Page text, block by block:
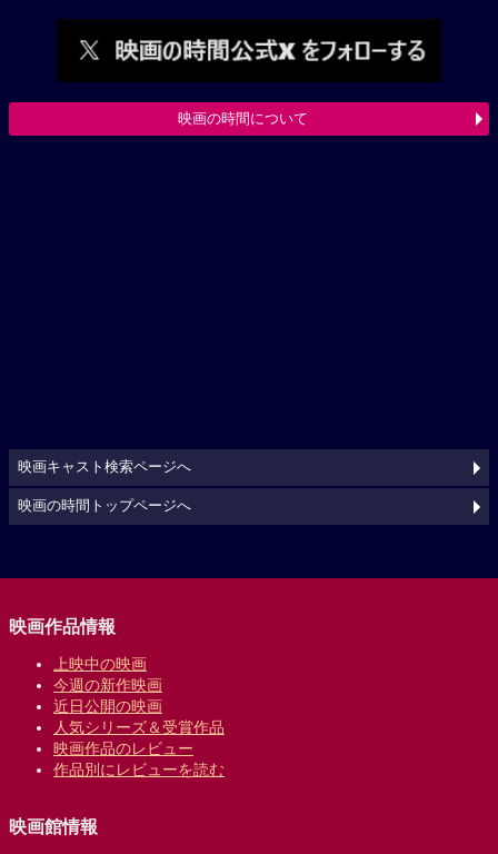
映画の時間について
映画キャスト検索ページへ
映画の時間トップページへ
映画作品情報
上映中の映画
今週の新作映画
近日公開の映画
人気シリーズ＆受賞作品
映画作品のレビュー
作品別にレビューを読む
映画館情報